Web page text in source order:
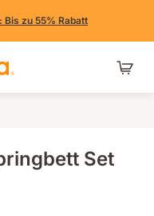
zu 55% Rabatt
Set